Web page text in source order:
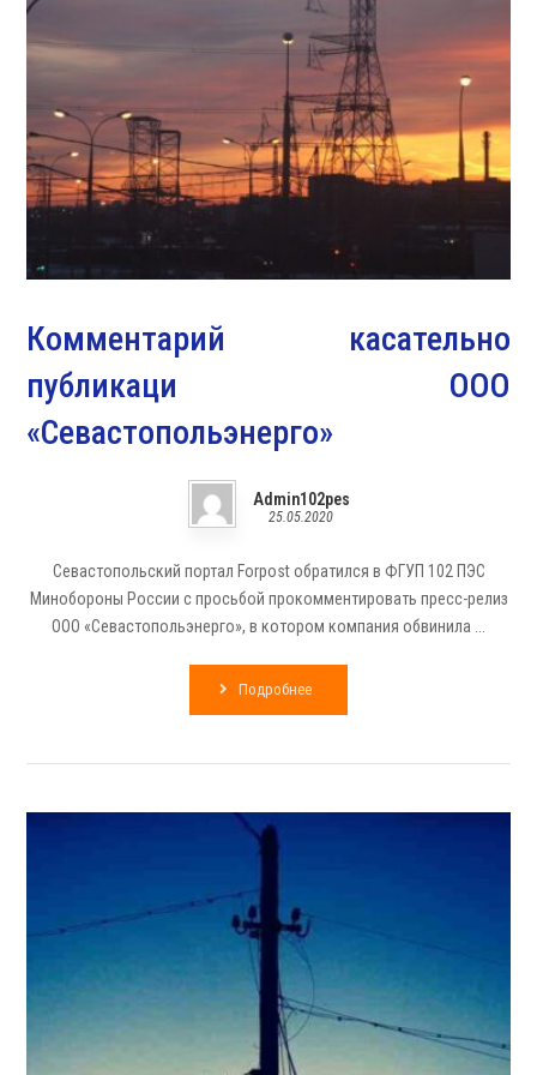
Комментарий касательно
публикаци ООО
«Севастопольэнерго»
Admin102pes
25.05.2020
Севастопольский портал Forpost обратился в ФГУП 102 ПЭС
Минобороны России с просьбой прокомментировать пресс-релиз
ООО «Севастопольэнерго», в котором компания обвинила ...
Подробнее